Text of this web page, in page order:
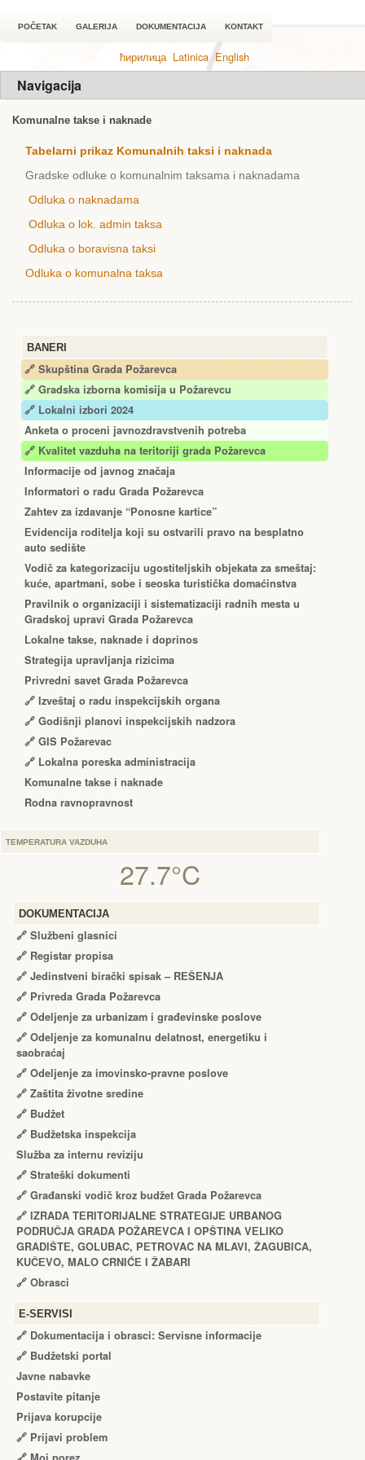
POČETAK GALERIJA DOKUMENTACIJA KONTAKT
ћирилица Latinica English
Navigacija
BANERI
🔗 Skupština Grada Požarevca
🔗 Gradska izborna komisija u Požarevcu
🔗 Lokalni izbori 2024
Anketa o proceni javnozdravstvenih potreba
🔗 Kvalitet vazduha na teritoriji grada Požarevca
Informacije od javnog značaja
Informatori o radu Grada Požarevca
Zahtev za izdavanje “Ponosne kartice”
Еvidencija roditelja koji su ostvarili pravo na besplatno
auto sedište
Vodič za kategorizaciju ugostiteljskih objekata za smeštaj:
kuće, apartmani, sobe i seoska turistička domaćinstva
Pravilnik o organizaciji i sistematizaciji radnih mesta u
Gradskoj upravi Grada Požarevca
Lokalne takse, naknade i doprinos
Strategija upravljanja rizicima
Privredni savet Grada Požarevca
🔗 Izveštaj o radu inspekcijskih organa
🔗 Godišnji planovi inspekcijskih nadzora
🔗 GIS Požarevac
🔗 Lokalna poreska administracija
Komunalne takse i naknade
Rodna ravnopravnost
Komunalne takse i naknade
Tabelarni prikaz Komunalnih taksi i naknada
Gradske odluke o komunalnim taksama i naknadama
Odluka o naknadama
Odluka o lok. admin taksa
Odluka o boravisna taksi
Odluka o komunalna taksa
TEMPERATURA VAZDUHA
27.7°C
DOKUMENTACIJA
🔗 Službeni glasnici
🔗 Registar propisa
🔗 Jedinstveni birački spisak – RЕŠЕNJA
🔗 Privreda Grada Požarevca
🔗 Odeljenje za urbanizam i građevinske poslove
🔗 Odeljenje za komunalnu delatnost, energetiku i
saobraćaj
🔗 Odeljenje za imovinsko-pravne poslove
🔗 Zaštita životne sredine
🔗 Budžet
🔗 Budžetska inspekcija
Služba za internu reviziju
🔗 Strateški dokumenti
🔗 Građanski vodič kroz budžet Grada Požarevca
🔗 IZRADA TЕRITORIJALNЕ STRATЕGIJЕ URBANOG
PODRUČJA GRADA POŽARЕVCA I OPŠTINA VЕLIKO
GRADIŠTЕ, GOLUBAC, PЕTROVAC NA MLAVI, ŽAGUBICA,
KUČЕVO, MALO CRNIĆЕ I ŽABARI
🔗 Obrasci
Е-SERVISI
🔗 Dokumentacija i obrasci: Servisne informacije
🔗 Budžetski portal
Javne nabavke
Postavite pitanje
Prijava korupcije
🔗 Prijavi problem